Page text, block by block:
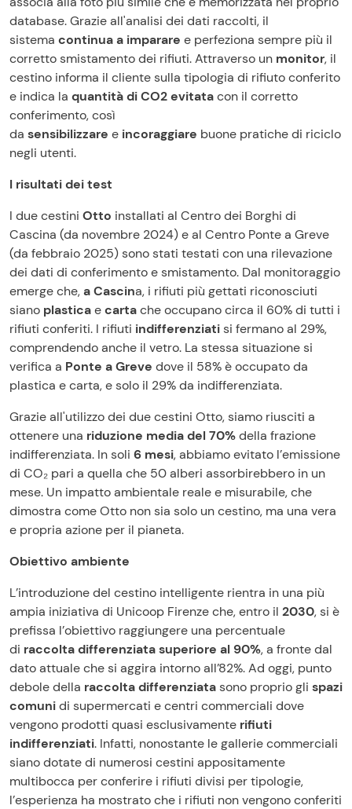
database. Grazie all'analisi dei dati raccolti, il
sistema continua a imparare e perfeziona sempre più il
corretto smistamento dei rifiuti. Attraverso un monitor, il
cestino informa il cliente sulla tipologia di rifiuto conferito
e indica la quantità di CO2 evitatacon il corretto
conferimento, così
da sensibilizzare e incoraggiare buone pratiche di riciclo
negli utenti.
I risultati dei test
I due cestini Otto installati al Centro dei Borghi di
Cascina (da novembre 2024) e al Centro Ponte a Greve
(da febbraio 2025) sono stati testati con una rilevazione
dei dati di conferimento e smistamento. Dal monitoraggio
emerge che,a Cascina, i rifiuti più gettati riconosciuti
siano plasticaecartache occupano circa il 60% di tutti i
rifiuti conferiti. I rifiuti indifferenziatisi fermano al 29%,
comprendendo anche il vetro. La stessa situazione si
verifica a Ponte a Greve dove il 58% è occupato da
plastica e carta, e solo il 29% da indifferenziata.
Grazie all'utilizzo dei due cestini Otto, siamo riusciti a
ottenere una riduzione media del 70%della frazione
indifferenziata. In soli 6 mesi, abbiamo evitato l’emissione
di CO₂ pari a quella che 50 alberi assorbirebbero in un
mese. Un impatto ambientale reale e misurabile, che
dimostra come Otto non sia solo un cestino, ma una vera
e propria azione per il pianeta.
Obiettivo ambiente
L’introduzione del cestino intelligente rientra in una più
ampia iniziativa di Unicoop Firenze che, entro il 2030, si è
prefissa l’obiettivo raggiungere una percentuale
di raccolta differenziata superiore al 90%, a fronte dal
dato attuale che si aggira intorno all’82%. Ad oggi, punto
debole della raccolta differenziatasono proprio gli spazi
comunidi supermercati e centri commerciali dove
vengono prodotti quasi esclusivamente rifiuti
indifferenziati. Infatti, nonostante le gallerie commerciali
siano dotate di numerosi cestini appositamente
multibocca per conferire i rifiuti divisi per tipologie,
l’esperienza ha mostrato che i rifiuti non vengono conferiti